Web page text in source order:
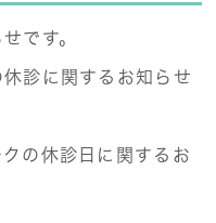
です。
診に関するお知らせ
の休診日に関するお